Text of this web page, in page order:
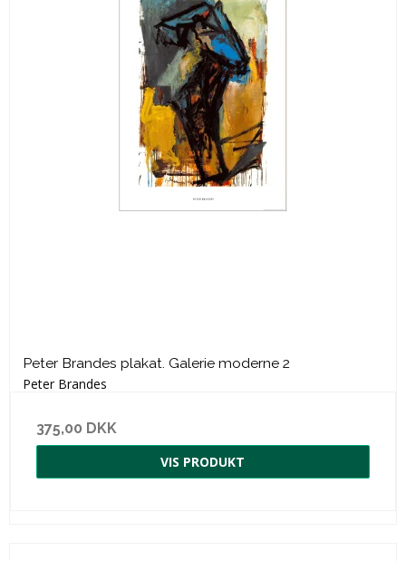
Peter Brandes plakat. Galerie moderne 2
Peter Brandes
375,00 DKK
VIS PRODUKT